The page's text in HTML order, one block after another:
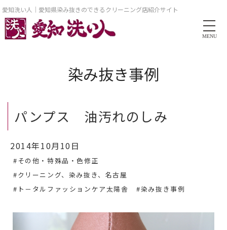
愛知洗い人｜愛知県染み抜きのできるクリーニング店紹介サイト
MENU
染み抜き事例
パンプス 油汚れのしみ
2014年10月10日
#その他・特殊品・色修正
#クリーニング、染み抜き、名古屋
#ト－タルファッションケア太陽舎
#染み抜き事例